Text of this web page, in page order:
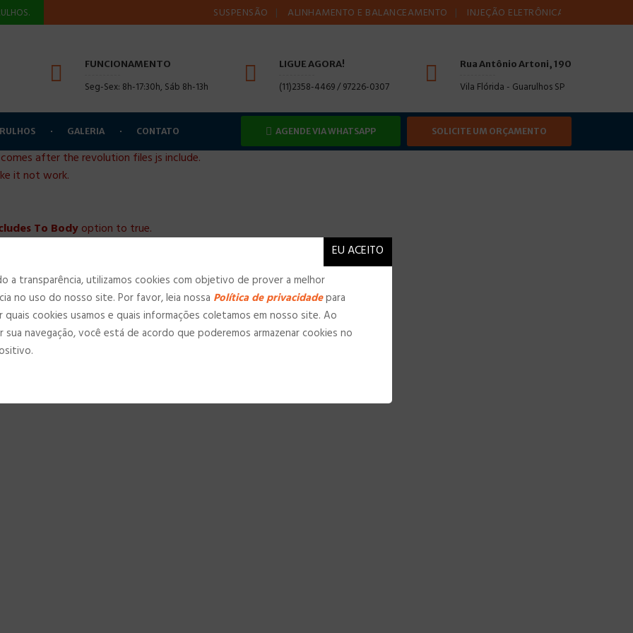
SUSPENSÃO ALINHAMENTO E BALANCEAMENTO INJEÇÃO ELETRÔNICA AMORTECEDORES
FUNCIONAMENTO
Seg-Sex: 8h-17:30h, Sáb 8h-13h
LIGUE AGORA!
(11)2358-4469 / 97226-0307
Rua Antônio Artoni, 190
Vila Flórida - Guarulhos SP
GALERIA CONTATO AGENDE VIA WHATSAPP SOLICITE UM ORÇAMENTO
after the revolution files js include.
it not work.
To Bodyoption to true.
a transparência, utilizamos cookies com objetivo de prover a melhor
no uso do nosso site. Por favor, leia nossa Política de privacidadepara
cookies usamos e quais informações coletamos em nosso site. Ao
sua navegação, você está de acordo que poderemos armazenar cookies no